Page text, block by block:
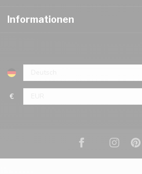
Informationen
€